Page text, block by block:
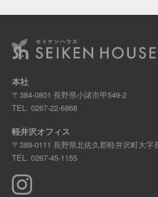
本社
〒384-0801 長野県小諸市甲549-2
TEL. 0267-22-6868
軽井沢オフィス
〒389-0111 長野県北佐久郡軽井沢町大字
TEL. 0267-45-1155